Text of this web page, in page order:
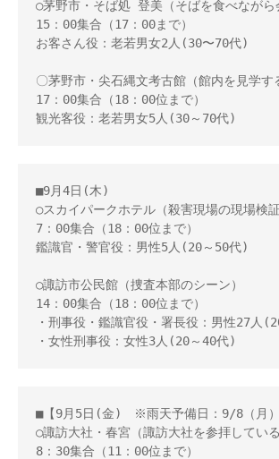
○茅野市・そば処 登美（そばを食べながら
15：00集合（17：00まで）
お客さん役：老若男女2人(30〜70代)
〇茅野市・尖石縄文考古館（館内を見学す
17：00集合（18：00位まで）
観光客役：老若男女5人(30～70代)
■9月4日(木)
○スカイパークホテル（殺害現場の現場検証
7：00集合（18：00位まで）
鑑識官・警官役：男性5人(20～50代)
○諏訪市公民館（捜査本部のシーン）
14：00集合（18：00位まで）
・刑事役・鑑識官役・署長役：男性27人
・女性刑事役：女性3人(20～40代)
■【9月5日(金)　※雨天予備日：9/8（月）
○諏訪大社・春宮（諏訪大社を参拝している
8：30集合（11：00位まで）